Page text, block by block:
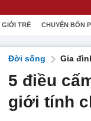
GIỚI TRẺ CHUYỆN BỐN
Đời sống Gia
5 điều
giới tính